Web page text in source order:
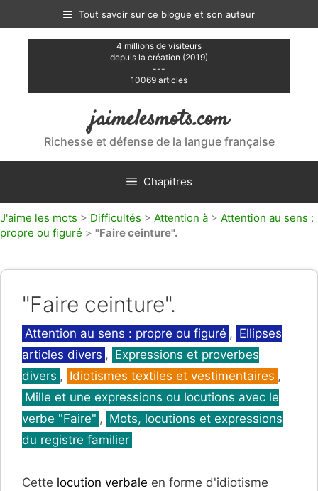
contenu
Tout savoir sur ce blogue et son auteur
4 millions de visiteurs
depuis la création (2019)
---
10069 articles
jaimelesmots.com
Richesse et défense de la langue française
Chapitres
J'aime les mots > Difficultés > Attention à > Attention au sens :
propre ou figuré > "Faire ceinture".
"Faire ceinture".
Catégories
Attention au sens : propre ou figuré , Ellipses
articles divers , Expressions et proverbes
divers , Idiotismes textiles et vestimentaires ,
Mille et une expressions ou locutions avec le
verbe "Faire" , Mots, locutions et expressions
du registre familier
Cette locution verbale en forme d'idiotisme